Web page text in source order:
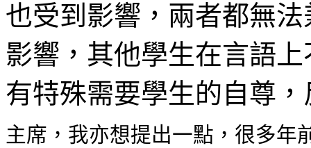
也受到影響，兩者都無
影響，其他學生在言語
有特殊需要學生的自尊
主席，我亦想提出一點，很多年